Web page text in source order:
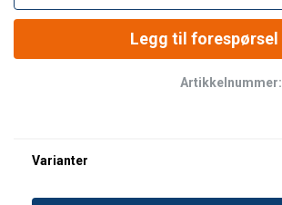
Legg til forespørsel
Artikkelnummer: